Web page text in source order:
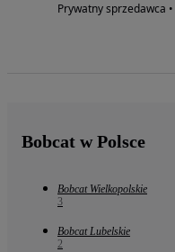
Prywatny sprzedawca
Bobcat w Polsce
Bobcat Wielkopolskie
3
Bobcat Lubelskie
2